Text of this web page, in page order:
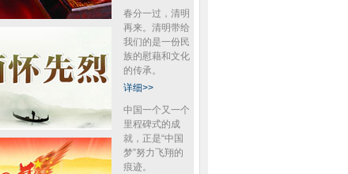
春分一过，清明
再来。清明带给
我们的是一份民
族的慰藉和文化
的传承。
详细>>
中国一个又一个
里程碑式的成
就，正是“中国
梦”努力飞翔的
痕迹。